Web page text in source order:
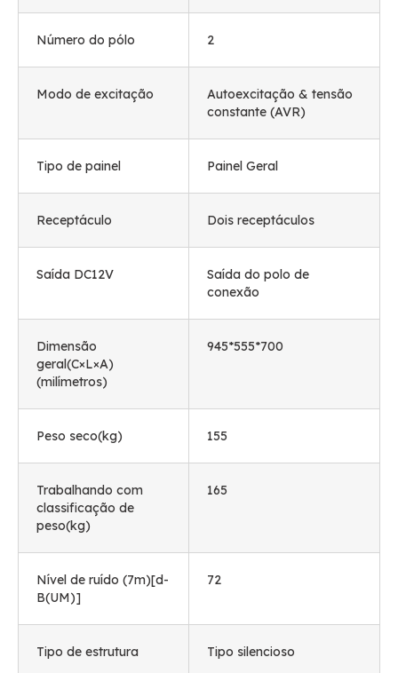
Número do pólo 2
Modo de excitação
Autoexcitação & tensão
constante (AVR)
Tipo de painel Painel Geral
Receptáculo Dois receptáculos
Saída DC12V
Saída do polo de
conexão
Dimensão
geral(C×L×A)
(milímetros)
945*555*700
Peso seco(kg) 155
Trabalhando com
classificação de
peso(kg)
165
Nível de ruído (7m)[d-
B(UM)]
72
Tipo de estrutura Tipo silencioso